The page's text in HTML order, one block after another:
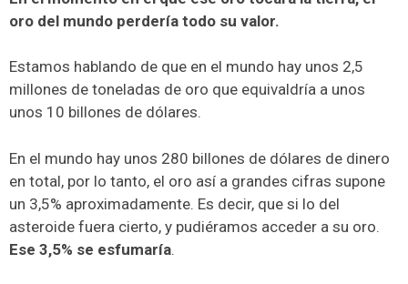
oro del mundo perdería todo su valor.
Estamos hablando de que en el mundo hay unos 2,5
millones de toneladas de oro que equivaldría a unos
unos 10 billones de dólares.
En el mundo hay unos 280 billones de dólares de dinero
en total, por lo tanto, el oro así a grandes cifras supone
un 3,5% aproximadamente. Es decir, que si lo del
asteroide fuera cierto, y pudiéramos acceder a su oro.
Ese 3,5% se esfumaría.